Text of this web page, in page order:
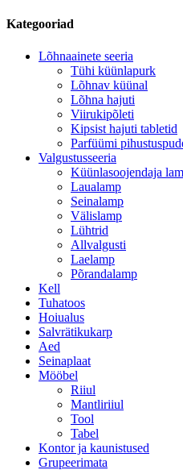
Kategooriad
Lõhnaainete seeria
Tühi küünlapurk
Lõhnav küünal
Lõhna hajuti
Viirukipõleti
Kipsist hajuti tabletid
Parfüümi
Valgustusseeria
Küünlasoojendaja
Laualamp
Seinalamp
Välislamp
Lühtrid
Allvalgusti
Laelamp
Põrandalamp
Kell
Tuhatoos
Hoiualus
Salvrätikukarp
Aed
Seinaplaat
Mööbel
Riiul
Mantliriiul
Tool
Tabel
Kontor ja kaunistused
Grupeerimata